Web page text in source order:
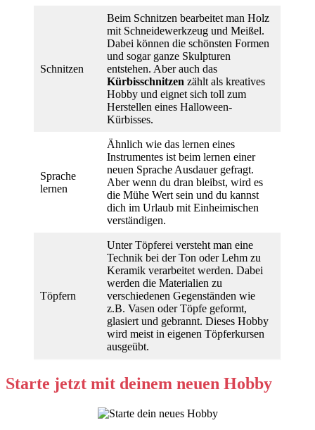
Schnitzen
Beim Schnitzen bearbeitet man Holz
mit Schneidewerkzeug und Meißel.
Dabei können die schönsten Formen
und sogar ganze Skulpturen
entstehen. Aber auch das
Kürbisschnitzen zählt als kreatives
Hobby und eignet sich toll zum
Herstellen eines Halloween-
Kürbisses.
Sprache
lernen
Ähnlich wie das lernen eines
Instrumentes ist beim lernen einer
neuen Sprache Ausdauer gefragt.
Aber wenn du dran bleibst, wird es
die Mühe Wert sein und du kannst
dich im Urlaub mit Einheimischen
verständigen.
Töpfern
Unter Töpferei versteht man eine
Technik bei der Ton oder Lehm zu
Keramik verarbeitet werden. Dabei
werden die Materialien zu
verschiedenen Gegenständen wie
z.B. Vasen oder Töpfe geformt,
glasiert und gebrannt. Dieses Hobby
wird meist in eigenen Töpferkursen
ausgeübt.
Starte jetzt mit deinem neuen Hobby